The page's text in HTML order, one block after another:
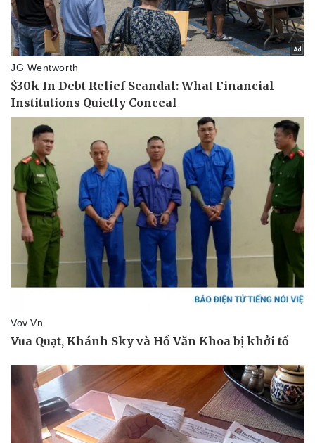
Thể thao
Bóng đá
Lịch thi đấu bóng đá
Thế giới thể thao
eSports
Hậu trường
Ô tô - Xe máy
Ô tô
Xe máy
Tư vấn